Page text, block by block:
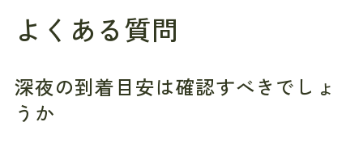
よくある質問
深夜の到着目安は確認すべきでしょ
うか